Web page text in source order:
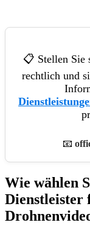
📋 Stellen Sie
rechtlich und
📧
Wie wählen
Dienstleister